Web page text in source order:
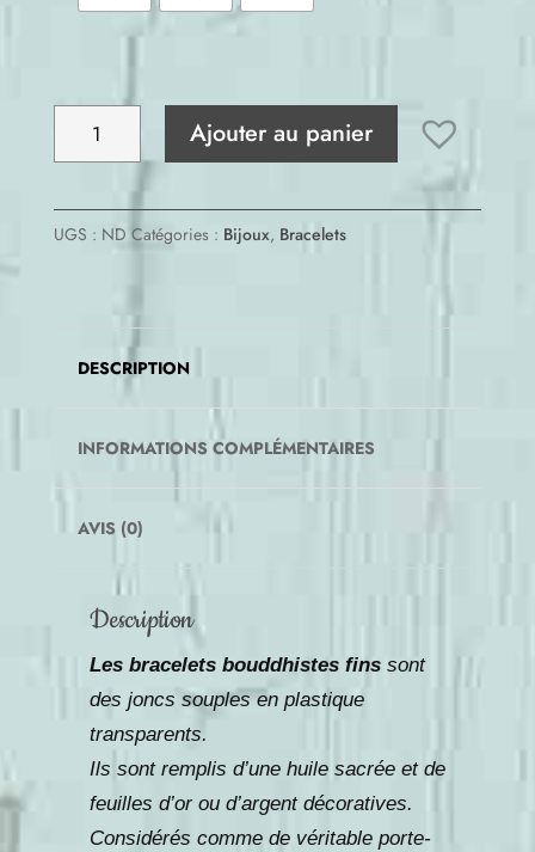
quantité
de
Bouddhiste
Ajouter au panier
UGS : ND Catégories : Bijoux, Bracelets
DESCRIPTION
INFORMATIONS COMPLÉMENTAIRES
AVIS (0)
Description
Les bracelets bouddhistes finssont
des joncs souples en plastique
transparents.
Ils sont remplis d’une huile sacrée et de
feuilles d’or ou d’argent décoratives.
Considérés comme de véritable porte-